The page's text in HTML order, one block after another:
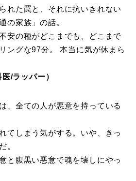
れた罠と、それに抗いきれない
の家族」の話。
安の種がどこまでも、どこまで
ングな97分。 本当に気が休まら
/ラッパー）
、全ての人が悪意を持っている
てしまう気がする。いや、きっ
。
と腹黒い悪意で魂を壊しにやっ